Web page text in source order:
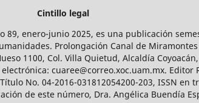
Cintillo legal
89, enero-junio 2025, es una publicación
Prolongación Canal de Miramontes
1100, Col. Villa Quietud, Alcaldía
cuaree@correo.xoc.uam.mx. Editor
No. 04-2016-031812054200-203, ISSN
de este número, Dra. Angélica Buendía